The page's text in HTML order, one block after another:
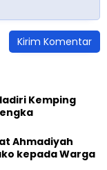
Kemping
Ahmadiyah
kepada Warga